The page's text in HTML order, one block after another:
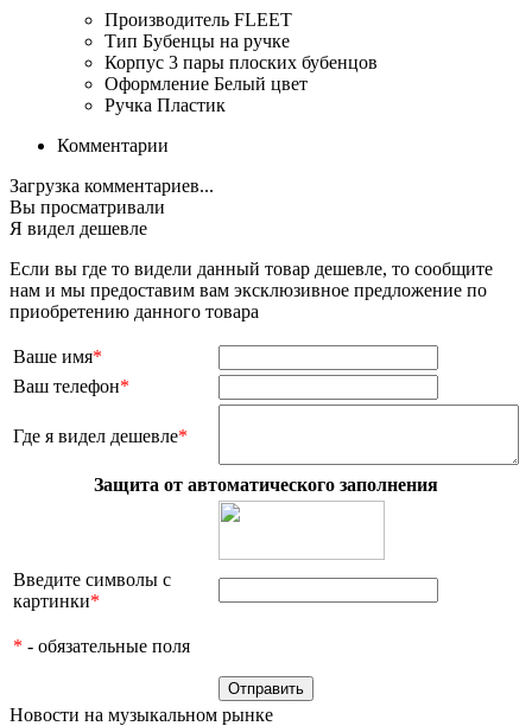
Производитель FLEET
Тип Бубенцы на ручке
Корпус 3 пары плоских бубенцов
Оформление Белый цвет
Ручка Пластик
Комментарии
Загрузка комментариев...
Вы просматривали
Я видел дешевле
Если вы где то видели данный товар дешевле, то сообщите
нам и мы предоставим вам эксклюзивное предложение по
приобретению данного товара
Ваше имя*
Ваш телефон*
Где я видел дешевле*
Защита от автоматического заполнения
Введите символы с
картинки*
* - обязательные поля
Новости на музыкальном рынке